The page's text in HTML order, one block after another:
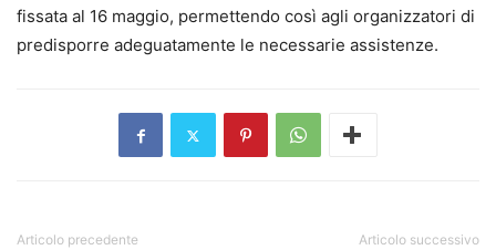
fissata al 16 maggio, permettendo così agli organizzatori di
predisporre adeguatamente le necessarie assistenze.
Articolo precedente Articolo successivo